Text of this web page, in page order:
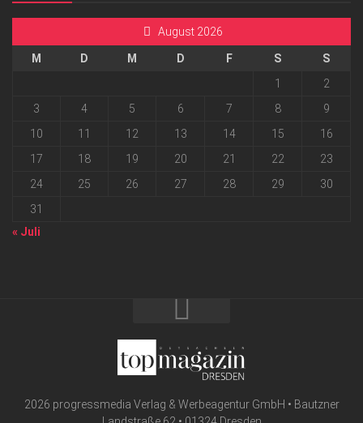
August 2026
M D M D F S
S
1
2
3
4 5 6 7 8
9
10
11 12 13 14 15
16
17
18 19 20 21 22
23
24
25 26 27 28 29
30
31
« Juli
2026 progressmedia Verlag & Werbeagentur GmbH • Bautzner